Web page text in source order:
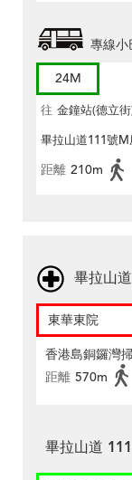
專線小
24M
往 金鐘站(德立
畢拉山道111號
距離 210m
畢拉山
東華東院
香港島銅鑼灣
距離 570m
畢拉山道